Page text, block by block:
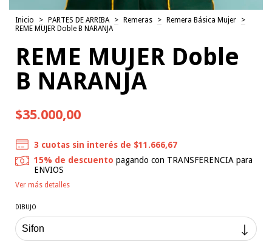
Inicio > PARTES DE ARRIBA > Remeras > Remera Básica Mujer
>
REME MUJER Doble B NARANJA
REME MUJER Doble
B NARANJA
$35.000,00
3 cuotas sin interés de $11.666,67
15% de descuento pagando con TRANSFERENCIA para
ENVIOS
Ver más detalles
DIBUJO